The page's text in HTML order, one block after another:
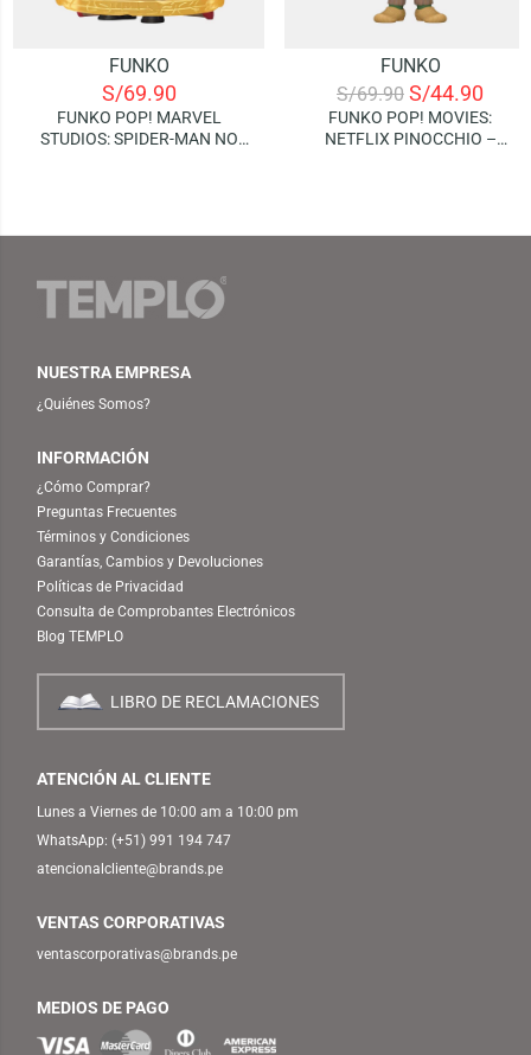
FUNKO
S/69.90
FUNKO POP! MARVEL
STUDIOS: SPIDER-MAN NO
FUNKO
S/69.90 S/44.90
FUNKO POP! MOVIES:
NETFLIX PINOCCHIO –
NUESTRA EMPRESA
¿Quiénes Somos?
INFORMACIÓN
¿Cómo Comprar?
Preguntas Frecuentes
Términos y Condiciones
Garantías, Cambios y Devoluciones
Políticas de Privacidad
Consulta de Comprobantes Electrónicos
Blog TEMPLO
LIBRO DE RECLAMACIONES
ATENCIÓN AL CLIENTE
Lunes a Viernes de 10:00 am a 10:00 pm
WhatsApp: (+51) 991 194 747
atencionalcliente@brands.pe
VENTAS CORPORATIVAS
ventascorporativas@brands.pe
MEDIOS DE PAGO